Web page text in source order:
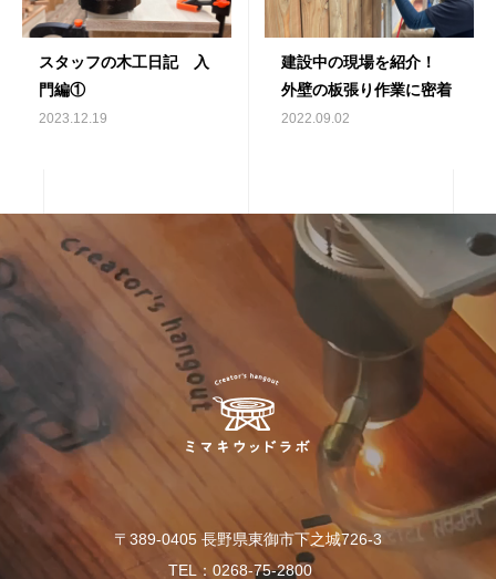
スタッフの木工日記 入
門編①
2023.12.19
建設中の現場を紹介！
外壁の板張り作業に密着
2022.09.02
〒389-0405 長野県東御市下之城726-3
TEL：0268-75-2800